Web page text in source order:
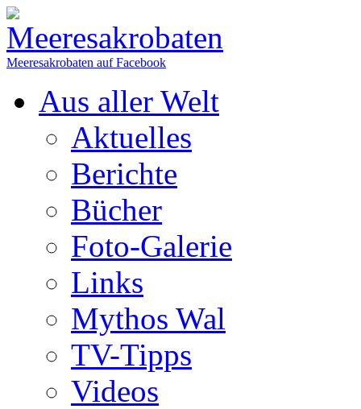
Meeresakrobaten auf Facebook
Aus aller Welt
Aktuelles
Berichte
Bücher
Foto-Galerie
Links
Mythos Wal
TV-Tipps
Videos